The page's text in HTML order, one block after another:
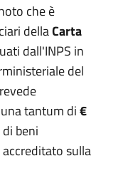
che è
dellaCarta
dall'INPS in
del
tantum di€
beni
sulla